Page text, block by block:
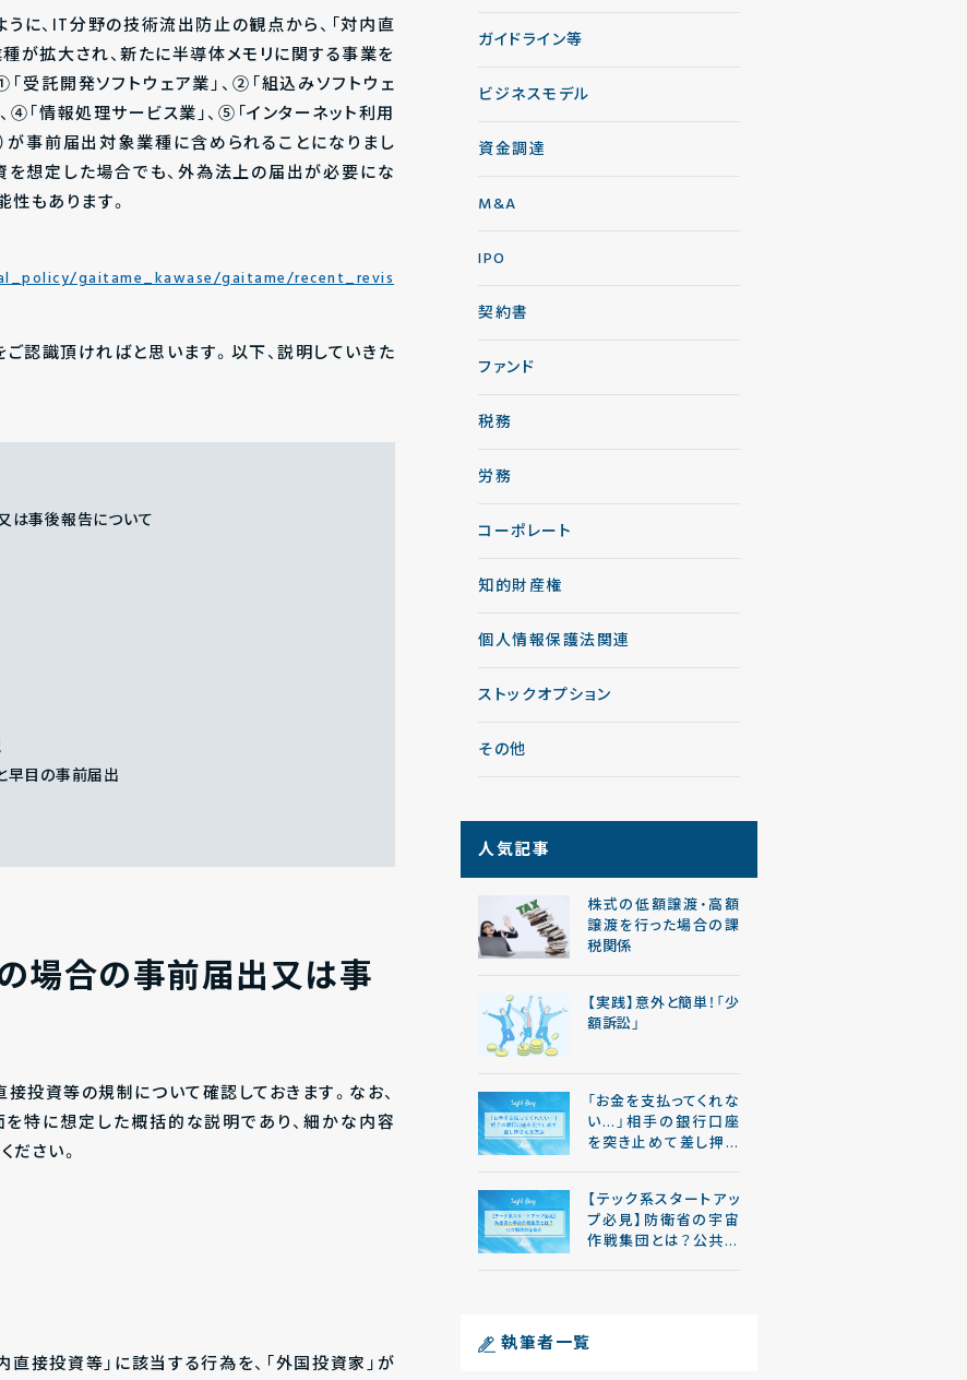
に、IT分野の技術流出防止の観点から、「対内直
が拡大され、新たに半導体メモリに関する事業を
受託開発ソフトウェア業」、②「組込みソフトウェ
④「情報処理サービス業」、⑤「インターネット利用
が事前届出対象業種に含められることになりまし
を想定した場合でも、外為法上の届出が必要にな
もあります。
gaitame_kawase/gaitame/recent_revis
認識頂ければと思います。以下、説明していきた
は事後報告について
早目の事前届出
場合の事前届出又は事
投資等の規制について確認しておきます。なお、
特に想定した概括的な説明であり、細かな内容
ださい。
接投資等」に該当する行為を、「外国投資家」が
ガイドライン等
ビジネスモデル
資金調達
M&A
IPO
契約書
ファンド
税務
労務
コーポレート
知的財産権
個人情報保護法関連
ストックオプション
その他
人気記事
株式の低額譲渡・高額
譲渡を行った場合の課
税関係
【実践】意外と簡単！「少
額訴訟」
「お金を支払ってくれな
い…」相手の銀行口座
を突き止めて差し押さ
【テック系スタートアッ
プ必見】防衛省の宇宙
作戦集団とは？公共調
執筆者一覧